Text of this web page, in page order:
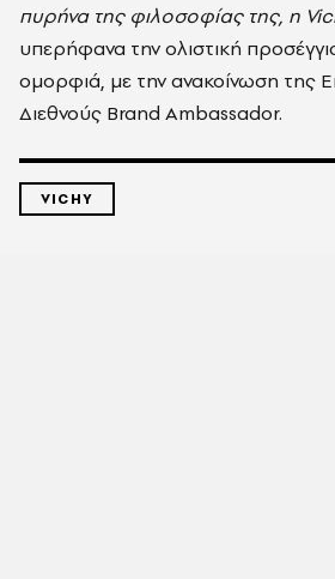
πυρήνα της φιλοσοφίας της, η
υπερήφανα την ολιστική
ομορφιά, με την ανακοίνωση της
Διεθνούς Brand Ambassador.
VICHY